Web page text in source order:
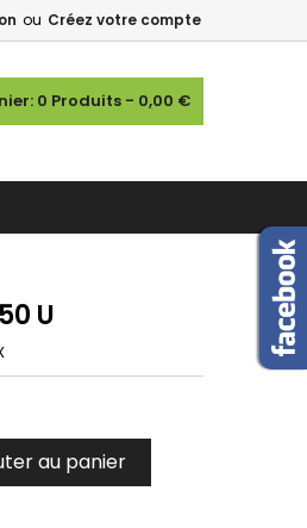
ou Créez votre compte
0 Produits - 0,00 €
U
au panier